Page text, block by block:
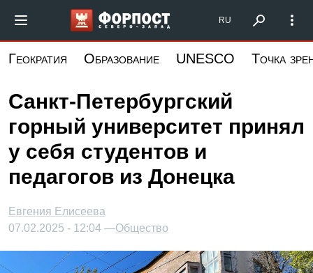
основному
Форпост Северо-Запад
RU
Геократия Образование UNESCO Точка
Санкт-Петербургский
горный университет принял
у себя студентов и
педагогов из Донецка
Евгения Елисеева
07.02.2025 - 12:04 —Общество